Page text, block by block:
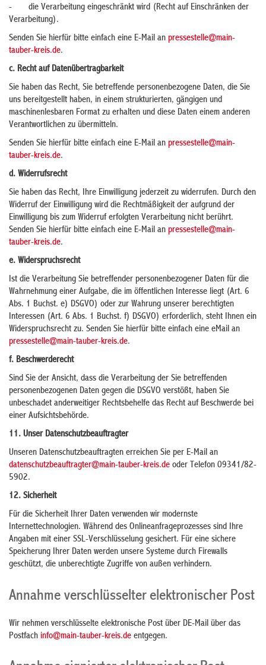
- die Verarbeitung eingeschränkt wird (Recht auf Einschränken der
Verarbeitung).
Senden Sie hierfür bitte einfach eine E-Mail an pressestelle@main-
tauber-kreis.de.
c. Recht auf Datenübertragbarkeit
Sie haben das Recht, Sie betreffende personenbezogene Daten, die Sie
uns bereitgestellt haben, in einem strukturierten, gängigen und
maschinenlesbaren Format zu erhalten und diese Daten einem anderen
Verantwortlichen zu übermitteln.
Senden Sie hierfür bitte einfach eine E-Mail an pressestelle@main-
tauber-kreis.de.
d. Widerrufsrecht
Sie haben das Recht, Ihre Einwilligung jederzeit zu widerrufen. Durch den
Widerruf der Einwilligung wird die Rechtmäßigkeit der aufgrund der
Einwilligung bis zum Widerruf erfolgten Verarbeitung nicht berührt.
Senden Sie hierfür bitte einfach eine E-Mail an pressestelle@main-
tauber-kreis.de.
e. Widerspruchsrecht
Ist die Verarbeitung Sie betreffender personenbezogener Daten für die
Wahrnehmung einer Aufgabe, die im öffentlichen Interesse liegt (Art. 6
Abs. 1 Buchst. e) DSGVO) oder zur Wahrung unserer berechtigten
Interessen (Art. 6 Abs. 1 Buchst. f) DSGVO) erforderlich, steht Ihnen ein
Widerspruchsrecht zu. Senden Sie hierfür bitte einfach eine eMail an
pressestelle@main-tauber-kreis.de.
f. Beschwerderecht
Sind Sie der Ansicht, dass die Verarbeitung der Sie betreffenden
personenbezogenen Daten gegen die DSGVO verstößt, haben Sie
unbeschadet anderweitiger Rechtsbehelfe das Recht auf Beschwerde bei
einer Aufsichtsbehörde.
11. Unser Datenschutzbeauftragter
Unseren Datenschutzbeauftragten erreichen Sie per E-Mail an
datenschutzbeauftragter@main-tauber-kreis.de oder Telefon 09341/82-
5902.
12. Sicherheit
Für die Sicherheit Ihrer Daten verwenden wir modernste
Internettechnologien. Während des Onlineanfrageprozesses sind Ihre
Angaben mit einer SSL-Verschlüsselung gesichert. Für eine sichere
Speicherung Ihrer Daten werden unsere Systeme durch Firewalls
geschützt, die unberechtigte Zugriffe von außen verhindern.
Annahme verschlüsselter elektronischer Post
Wir nehmen verschlüsselte elektronische Post über DE-Mail über das
Postfach info@main-tauber-kreis.de entgegen.